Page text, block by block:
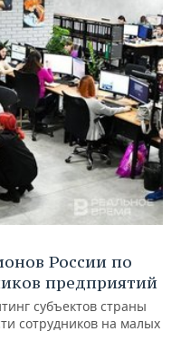
России по
предприятий
субъектов страны
сотрудников на малых